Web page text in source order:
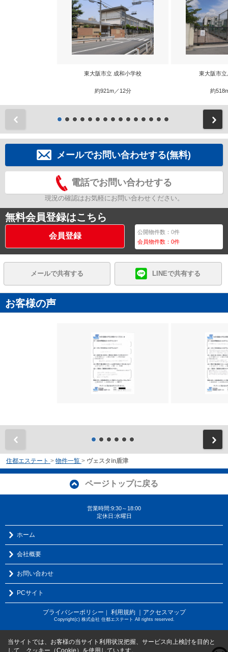
東大阪市立 成和小学校
約921m／12分
東大阪市
約
メールでお問い合わせする(無料)
電話でお問い合わせする
現況の確認はお気軽にお問い合わせください。
無料会員登録はこちら
会員登録 公開物件数：0件
会員物件数：0件
メールで共有する LINEで共有する
お客様の声
住都エステート > 物件一覧 > ヴェスタin盾津
ページトップに戻る
営業時間:9:30～18:00
定休日:水曜日
ホーム
会社概要
お問い合わせ
PCサイト
プライバシーポリシー 利用規約 ｜アクセスマップ
Copyright(c) 株式会社 住都エステート All rights reserved.
当サイトでは、お客様の当サイト利用状況把握、サービス向上検討を目的と
して、クッキー（Cookie）を使用しています。